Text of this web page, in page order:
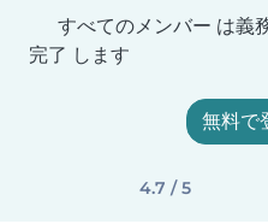
すべてのメンバー は義
完了 します
無料で
4.7 / 5